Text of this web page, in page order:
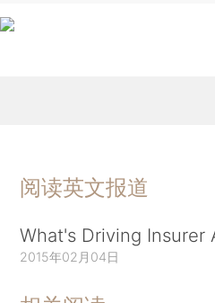
阅读英文报道
What's Driving Insurer
2015年02月04日